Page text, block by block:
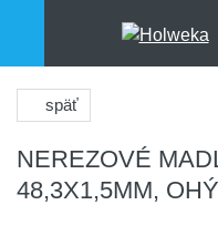
späť
NEREZOVÉ
48,3X1,5MM,